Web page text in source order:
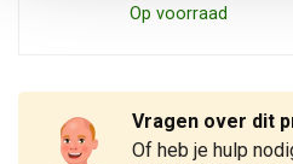
Op voorraad
Vragen over dit
Of heb je hulp